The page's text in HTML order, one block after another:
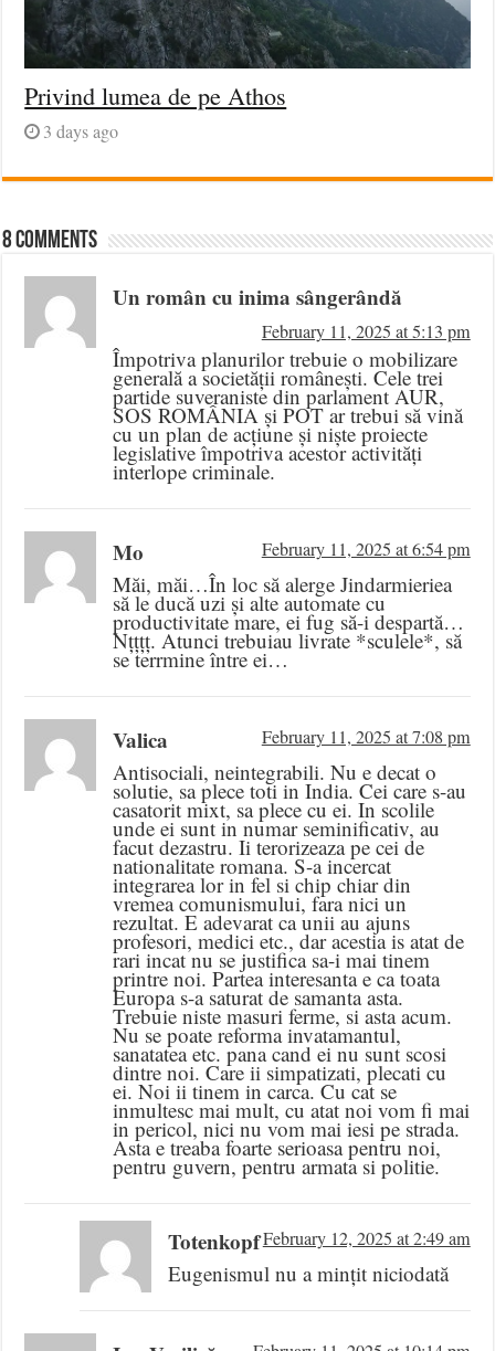
Privind lumea de pe Athos
3 days ago
8 comments
Un român cu inima sângerândă
February 11, 2025 at 5:13 pm
Împotriva planurilor trebuie o mobilizare
generală a societății românești. Cele trei
partide suveraniste din parlament AUR,
SOS ROMÂNIA și POT ar trebui să vină
cu un plan de acțiune și niște proiecte
legislative împotriva acestor activități
interlope criminale.
Mo February 11, 2025 at 6:54 pm
Măi, măi…În loc să alerge Jindarmieriea
să le ducă uzi și alte automate cu
productivitate mare, ei fug să-i despartă…
Nțțțț. Atunci trebuiau livrate *sculele*, să
se terrmine între ei…
Valica February 11, 2025 at 7:08 pm
Antisociali, neintegrabili. Nu e decat o
solutie, sa plece toti in India. Cei care s-au
casatorit mixt, sa plece cu ei. In scolile
unde ei sunt in numar seminificativ, au
facut dezastru. Ii terorizeaza pe cei de
nationalitate romana. S-a incercat
integrarea lor in fel si chip chiar din
vremea comunismului, fara nici un
rezultat. E adevarat ca unii au ajuns
profesori, medici etc., dar acestia is atat de
rari incat nu se justifica sa-i mai tinem
printre noi. Partea interesanta e ca toata
Europa s-a saturat de samanta asta.
Trebuie niste masuri ferme, si asta acum.
Nu se poate reforma invatamantul,
sanatatea etc. pana cand ei nu sunt scosi
dintre noi. Care ii simpatizati, plecati cu
ei. Noi ii tinem in carca. Cu cat se
inmultesc mai mult, cu atat noi vom fi mai
in pericol, nici nu vom mai iesi pe strada.
Asta e treaba foarte serioasa pentru noi,
pentru guvern, pentru armata si politie.
TotenkopfFebruary 12, 2025 at 2:49 am
Eugenismul nu a mințit niciodată